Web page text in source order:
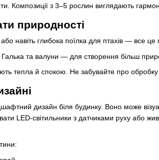
Композиції з 3–5 рослин виглядають
природності
навіть глибока поїлка для птахів — все це
та валуни — для створення більш
тепла й спокою. Не забувайте про обробку
дизайн біля будинку. Воно може
LED-світильники з датчиками руху або